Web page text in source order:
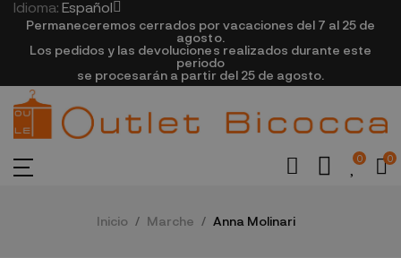
Idioma: Español
Permaneceremos cerrados por vacaciones del 7 al 25 de
agosto.
Los pedidos y las devoluciones realizados durante este
periodo
se procesarán a partir del 25 de agosto.
0 0
Inicio Marche Anna Molinari